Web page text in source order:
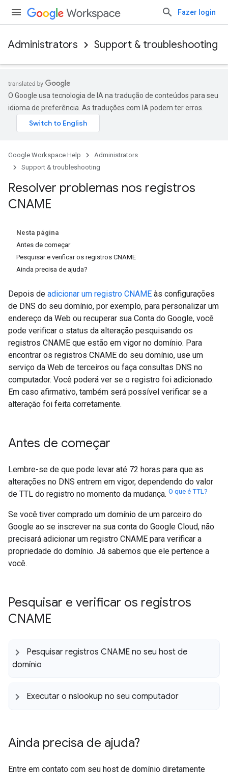
Fazer login
Administrators Support & troubleshooting
O Google usa tecnologia de IA na tradução de conteúdos para seu
idioma de preferência. As traduções com IA podem ter erros.
Google Workspace Help
Administrators
Support & troubleshooting
Resolver problemas nos registros
CNAME
Nesta página
Antes de começar
Pesquisar e verificar os registros CNAME
Ainda precisa de ajuda?
Depois de adicionar um registro CNAME às configurações
de DNS do seu domínio, por exemplo, para personalizar um
endereço da Web ou recuperar sua Conta do Google, você
pode verificar o status da alteração pesquisando os
registros CNAME que estão em vigor no domínio. Para
encontrar os registros CNAME do seu domínio, use um
serviço da Web de terceiros ou faça consultas DNS no
computador. Você poderá ver se o registro foi adicionado.
Em caso afirmativo, também será possível verificar se a
alteração foi feita corretamente.
Antes de começar
Lembre-se de que pode levar até 72 horas para que as
alterações no DNS entrem em vigor, dependendo do valor
de TTL do registro no momento da mudança. O que é TTL?
Se você tiver comprado um domínio de um parceiro do
Google ao se inscrever na sua conta do Google Cloud, não
precisará adicionar um registro CNAME para verificar a
propriedade do domínio. Já sabemos que ele pertence a
você.
Pesquisar e verificar os registros
CNAME
Pesquisar registros CNAME no seu host de
domínio
Executar o nslookup no seu computador
Ainda precisa de ajuda?
Entre em contato com seu host de domínio diretamente